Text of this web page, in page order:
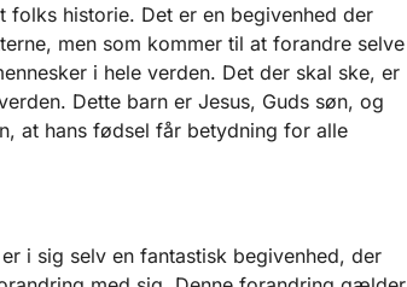
folks historie. Det er en begivenhed der
men som kommer til at forandre selve
i hele verden. Det der skal ske, er
Dette barn er Jesus, Guds søn, og
at hans fødsel får betydning for alle
i sig selv en fantastisk begivenhed, der